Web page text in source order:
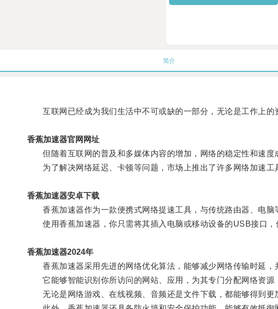
简介
互联网已经成为我们生活中不可或缺的一部分，无论是工作上的
香蕉加速器官网网址
但随着互联网的普及和多媒体内容的增加，网络的稳定性和速度
为了解决网络延迟、卡顿等问题，市场上推出了许多网络加速工
香蕉加速器安卓下载
香蕉加速器作为一款便携式网络提速工具，与传统路由器、电脑
使用香蕉加速器，你只需将其插入电脑或移动设备的USB接口，
香蕉加速器2024年
香蕉加速器采用先进的网络优化算法，能够减少网络传输时延，
它能够智能识别你所访问的网站、应用，为其专门分配网络资源
无论是网络游戏、在线视频、音频还是文件下载，都能够得到更